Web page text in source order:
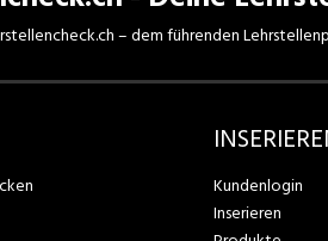
– dem führenden
Kundenlogin
Inserieren